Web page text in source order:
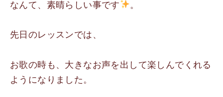
なんて、素晴らしい事です
。
先日のレッスンでは、
お歌の時も、大きなお声を出して楽しんでくれる
ようになりました。